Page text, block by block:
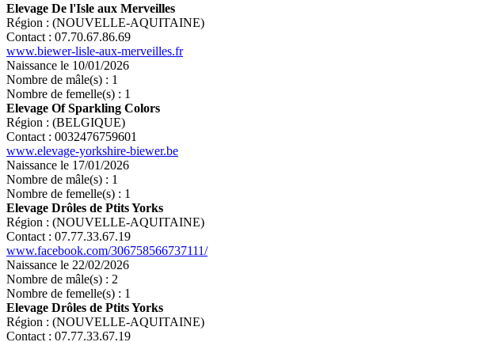
Elevage De l'Isle aux Merveilles
Région : (NOUVELLE-AQUITAINE)
Contact : 07.70.67.86.69
www.biewer-lisle-aux-merveilles.fr
Naissance le 10/01/2026
Nombre de mâle(s) : 1
Nombre de femelle(s) : 1
Elevage Of Sparkling Colors
Région : (BELGIQUE)
Contact : 0032476759601
www.elevage-yorkshire-biewer.be
Naissance le 17/01/2026
Nombre de mâle(s) : 1
Nombre de femelle(s) : 1
Elevage Drôles de Ptits Yorks
Région : (NOUVELLE-AQUITAINE)
Contact : 07.77.33.67.19
www.facebook.com/306758566737111/
Naissance le 22/02/2026
Nombre de mâle(s) : 2
Nombre de femelle(s) : 1
Elevage Drôles de Ptits Yorks
Région : (NOUVELLE-AQUITAINE)
Contact : 07.77.33.67.19